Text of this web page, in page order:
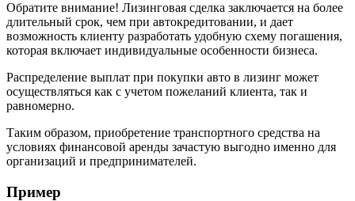
Обратите внимание! Лизинговая сделка заключается на более
длительный срок, чем при автокредитовании, и дает
возможность клиенту разработать удобную схему погашения,
которая включает индивидуальные особенности бизнеса.
Распределение выплат при покупки авто в лизинг может
осуществляться как с учетом пожеланий клиента, так и
равномерно.
Таким образом, приобретение транспортного средства на
условиях финансовой аренды зачастую выгодно именно для
организаций и предпринимателей.
Пример